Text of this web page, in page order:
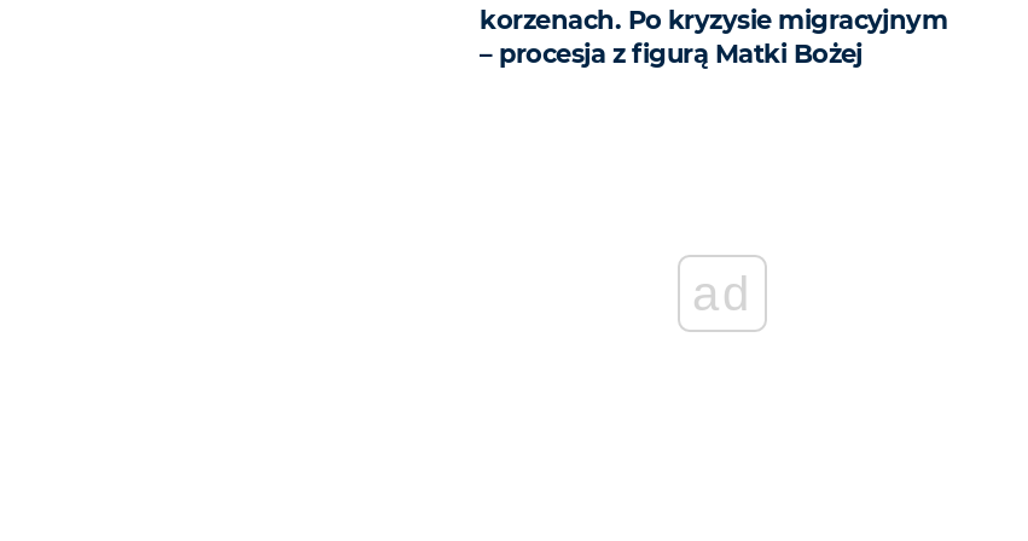
korzenach. Po kryzysie migracyjnym
– procesja z figurą Matki Bożej
ad